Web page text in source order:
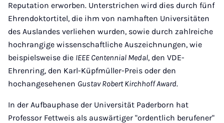
Reputation erworben. Unterstrichen wird dies durch fünf
Ehrendoktortitel, die ihm von namhaften Universitäten
des Auslandes verliehen wurden, sowie durch zahlreiche
hochrangige wissenschaftliche Auszeichnungen, wie
beispielsweise die IEEE Centennial Medal, den VDE-
Ehrenring, den Karl-Küpfmüller-Preis oder den
hochangesehenen Gustav Robert Kirchhoff Award.
In der Aufbauphase der Universität Paderborn hat
Professor Fettweis als auswärtiger "ordentlich berufener"